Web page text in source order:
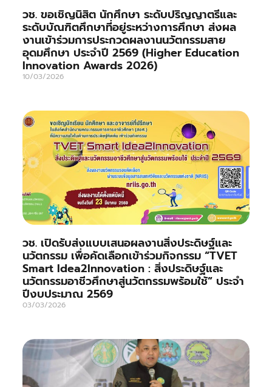
วช. ขอเชิญนิสิต นักศึกษา ระดับปริญญาตรีและ
ระดับบัณฑิตศึกษาที่อยู่ระหว่างการศึกษา ส่งผล
งานเข้าร่วมการประกวดผลงานนวัตกรรมสาย
อุดมศึกษา ประจำปี 2569 (Higher Education
Innovation Awards 2026)
10/03/2026
วช. เปิดรับส่งแบบเสนอผลงานสิ่งประดิษฐ์และ
นวัตกรรม เพื่อคัดเลือกเข้าร่วมกิจกรรม “TVET
Smart Idea2Innovation : สิ่งประดิษฐ์และ
นวัตกรรมอาชีวศึกษาสู่นวัตกรรมพร้อมใช้” ประจำ
ปีงบประมาณ 2569
03/03/2026